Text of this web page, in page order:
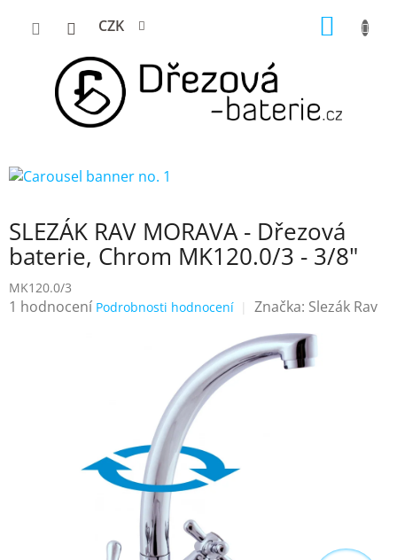
CZK
SLEZÁK RAV MORAVA - Dřezová
baterie, Chrom MK120.0/3 - 3/8"
MK120.0/3
Průměrné
1 hodnocení Podrobnosti hodnocení Značka: Slezák Rav